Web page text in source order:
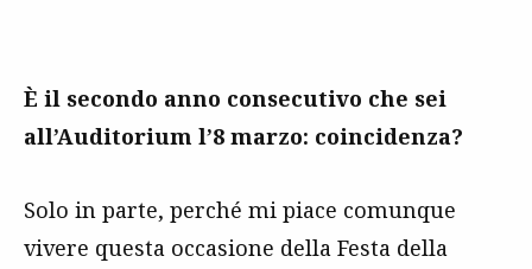
È il secondo anno consecutivo che sei
all’Auditorium l’8 marzo: coincidenza?
Solo in parte, perché mi piace comunque
vivere questa occasione della Festa della